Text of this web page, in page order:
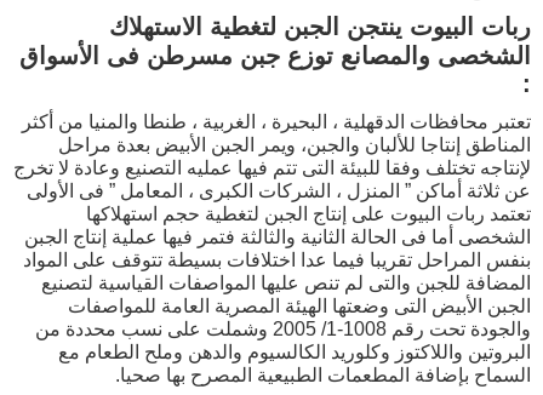
ربات البيوت ينتجن الجبن لتغطية الاستهلاك
الشخصى والمصانع توزع جبن مسرطن فى الأسواق
:
تعتبر محافظات الدقهلية ، البحيرة ، الغربية ، طنطا والمنيا من أكثر
المناطق إنتاجا للألبان والجبن، ويمر الجبن الأبيض بعدة مراحل
لإنتاجه تختلف وفقا للبيئة التى تتم فيها عمليه التصنيع وعادة لا تخرج
عن ثلاثة أماكن ” المنزل ، الشركات الكبرى ، المعامل ” فى الأولى
تعتمد ربات البيوت على إنتاج الجبن لتغطية حجم استهلاكها
الشخصى أما فى الحالة الثانية والثالثة فتمر فيها عملية إنتاج الجبن
بنفس المراحل تقريبا فيما عدا اختلافات بسيطة تتوقف على المواد
المضافة للجبن والتى لم تنص عليها المواصفات القياسية لتصنيع
الجبن الأبيض التى وضعتها الهيئة المصرية العامة للمواصفات
والجودة تحت رقم 1008-1/ 2005 وشملت على نسب محددة من
البروتين واللاكتوز وكلوريد الكالسيوم والدهن وملح الطعام مع
السماح بإضافة المطعمات الطبيعية المصرح بها صحيا.